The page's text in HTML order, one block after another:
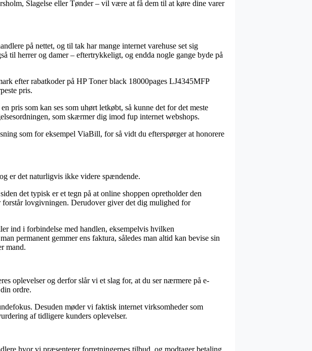
Slagelse eller Tønder – vil være at få dem til at køre dine varer
på nettet, og til tak har mange internet varehuse set sig
til herrer og damer – eftertrykkeligt, og endda nogle gange byde på
efter rabatkoder på HP Toner black 18000pages LJ4345MFP
pris.
pris som kan ses som uhørt letkøbt, så kunne det for det meste
som skærmer dig imod fup internet webshops.
som for eksempel ViaBill, for så vidt du efterspørger at honorere
er det naturligvis ikke videre spændende.
det typisk er et tegn på at online shoppen opretholder den
lovgivningen. Derudover giver det dig mulighed for
ind i forbindelse med handlen, eksempelvis hvilken
permanent gemmer ens faktura, således man altid kan bevise sin
mand.
oplevelser og derfor slår vi et slag for, at du ser nærmere på e-
ordre.
Desuden møder vi faktisk internet virksomheder som
af tidligere kunders oplevelser.
hvor vi præsenterer forretningernes tilbud, og modtager betaling